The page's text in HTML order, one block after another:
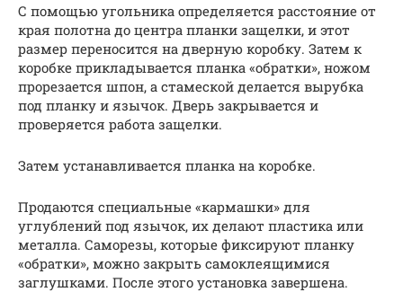
С помощью угольника определяется расстояние от
края полотна до центра планки защелки, и этот
размер переносится на дверную коробку. Затем к
коробке прикладывается планка «обратки», ножом
прорезается шпон, а стамеской делается вырубка
под планку и язычок. Дверь закрывается и
проверяется работа защелки.
Затем устанавливается планка на коробке.
Продаются специальные «кармашки» для
углублений под язычок, их делают пластика или
металла. Саморезы, которые фиксируют планку
«обратки», можно закрыть самоклеящимися
заглушками. После этого установка завершена.